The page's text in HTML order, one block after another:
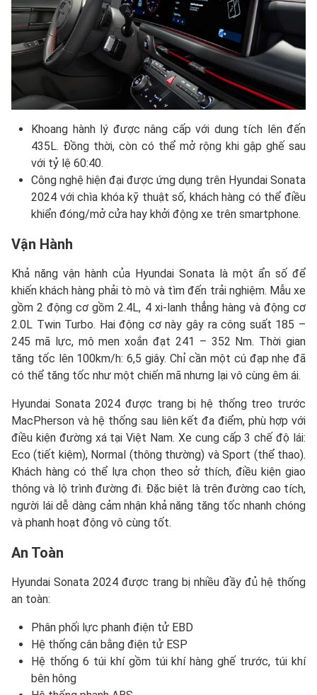
Khoang hành lý được nâng cấp với dung tích lên đến
435L. Đồng thời, còn có thể mở rộng khi gập ghế sau
với tỷ lệ 60:40.
Công nghệ hiện đại được ứng dụng trên Hyundai Sonata
2024 với chìa khóa kỹ thuật số, khách hàng có thể điều
khiển đóng/mở cửa hay khởi động xe trên smartphone.
Vận Hành
Khả năng vận hành của Hyundai Sonata là một ẩn số để
khiến khách hàng phải tò mò và tìm đến trải nghiệm. Mẫu xe
gồm 2 động cơ gồm 2.4L, 4 xi-lanh thẳng hàng và động cơ
2.0L Twin Turbo. Hai động cơ này gây ra công suất 185 –
245 mã lực, mô men xoắn đạt 241 – 352 Nm. Thời gian
tăng tốc lên 100km/h: 6,5 giây. Chỉ cần một cú đạp nhẹ đã
có thể tăng tốc như một chiến mã nhưng lại vô cùng êm ái.
Hyundai Sonata 2024 được trang bị hệ thống treo trước
MacPherson và hệ thống sau liên kết đa điểm, phù hợp với
điều kiện đường xá tại Việt Nam. Xe cung cấp 3 chế độ lái:
Eco (tiết kiệm), Normal (thông thường) và Sport (thể thao).
Khách hàng có thể lựa chọn theo sở thích, điều kiện giao
thông và lộ trình đường đi. Đặc biệt là trên đường cao tích,
người lái dễ dàng cảm nhận khả năng tăng tốc nhanh chóng
và phanh hoạt động vô cùng tốt.
An Toàn
Hyundai Sonata 2024 được trang bị nhiều đầy đủ hệ thống
an toàn:
Phân phối lực phanh điện tử EBD
Hệ thống cân bằng điện tử ESP
Hệ thống 6 túi khí gồm túi khí hàng ghế trước, túi khí
bên hông